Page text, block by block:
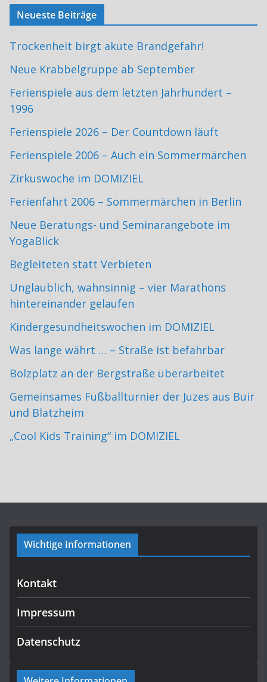
Neueste Beiträge
Trockenheit birgt akute Brandgefahr!
Neue Krabbelgruppe ab September
Ferienspiele aus dem letzten Jahrhundert –
1996
Ferienspiele 2026 – Der Countdown läuft
Ferienspiele 2006 – Auch ein Sommermärchen
Zirkuswoche im DOMIZIEL
Ferienfahrt 2006 – Sommermärchen in Berlin
Neue Beratungs- und Seminarangebote im
YogaBlick
Begleiteten statt Verbieten
Unglaublich, wahnsinnig – vier Marathons
hintereinander gelaufen
Kindergesundheitswochen im DOMIZIEL
Was lange währt … – Straße ist befahrbar
Bolzplatz an der Bergstraße überarbeitet
Gemeinsames Fußballturnier der Juzes aus Buir
und Blatzheim
„Cool Kids Training“ im DOMIZIEL
Wichtige Informationen
Kontakt
Impressum
Datenschutz